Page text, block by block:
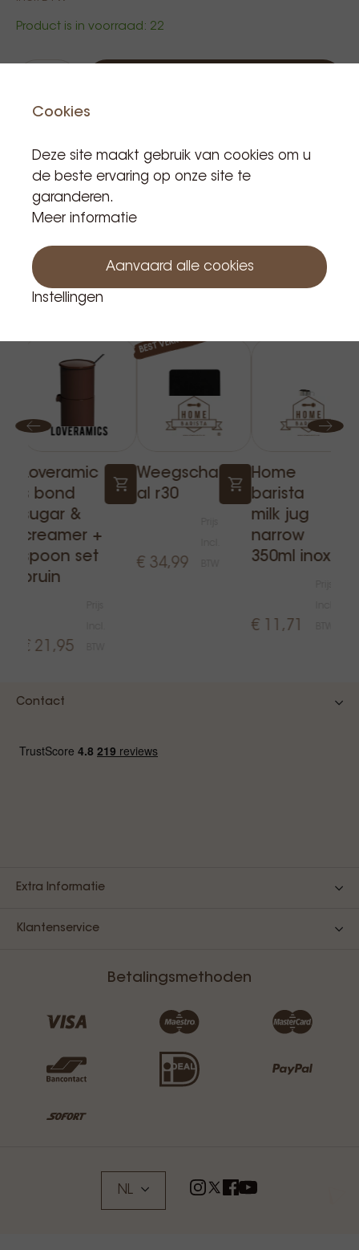
Product is in voorraad: 22
Gerelateerde producten
Loveramic
s bond
sugar &
creamer +
spoon set
bruin
€ 21,95
BEST VERKOCHT
Weegscha
al r30
€ 34,99
Home
barista
milk jug
narrow
350ml inox
€ 11,71
Contact
Extra Informatie
Klantenservice
Betalingsmethoden
NL
Cookies
Deze site maakt gebruik van cookies om u
de beste ervaring op onze site te
garanderen.
Meer informatie
Aanvaard alle cookies
Instellingen